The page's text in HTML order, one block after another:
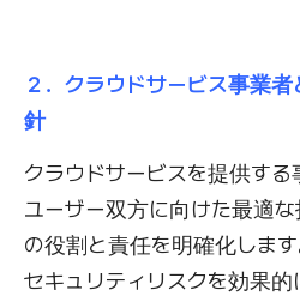
２．クラウドサービス事業
針
クラウドサービスを提供す
ユーザー双方に向けた最適
の役割と責任を明確化しま
セキュリティリスクを効果